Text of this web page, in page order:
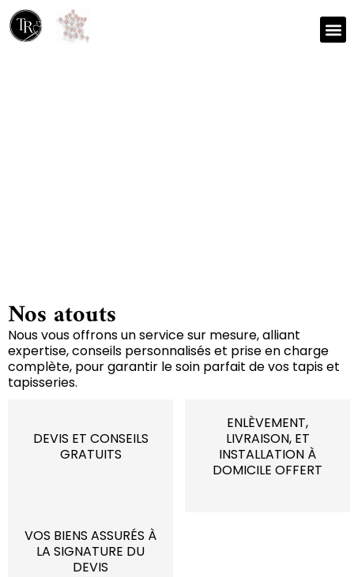
Nos atouts
Nous vous offrons un service sur mesure, alliant
expertise, conseils personnalisés et prise en charge
complète, pour garantir le soin parfait de vos tapis et
tapisseries.
DEVIS ET CONSEILS
GRATUITS
ENLÈVEMENT,
LIVRAISON, ET
INSTALLATION À
DOMICILE OFFERT
VOS BIENS ASSURÉS À
LA SIGNATURE DU
DEVIS